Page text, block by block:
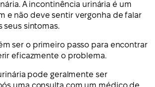
A incontinência urinária é um
e não deve sentir vergonha de falar
seus sintomas.
ser o primeiro passo para encontrar
eficazmente o problema.
pode geralmente ser
uma consulta com um médico de